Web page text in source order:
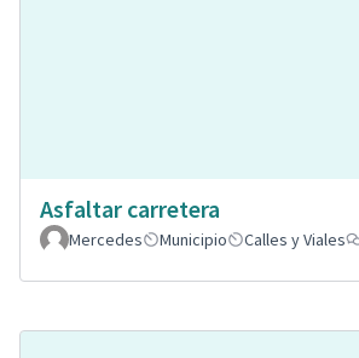
Asfaltar carretera
Mercedes
Municipio Calles y Viales